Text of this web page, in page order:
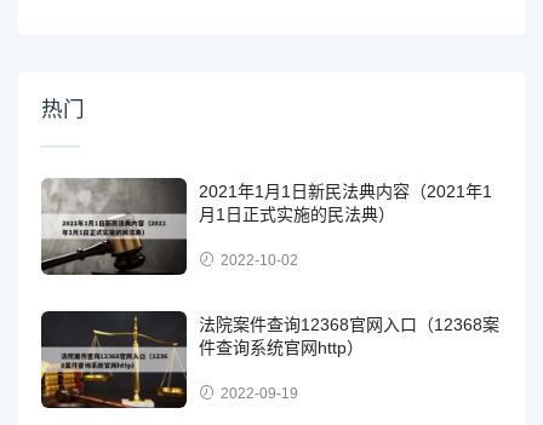
热门
2021年1月1日新民法典内容（2021年1
月1日正式实施的民法典）
2022-10-02
法院案件查询12368官网入口（12368案
件查询系统官网http）
2022-09-19